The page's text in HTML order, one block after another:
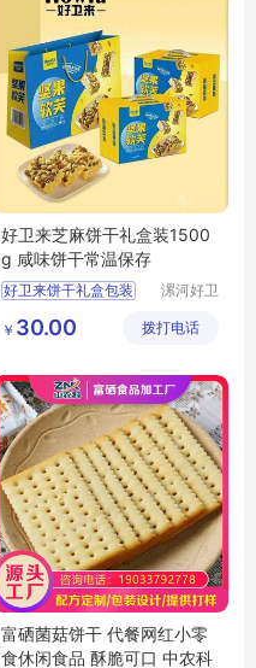
好卫来芝麻饼干礼盒装1500
g 咸味饼干常温保存
好卫来饼干礼盒包装
芝麻饼干
漯河好卫
限公司
￥ 30.00 拨打电话
富硒菌菇饼干 代餐网红小零
食休闲食品 酥脆可口 中农科